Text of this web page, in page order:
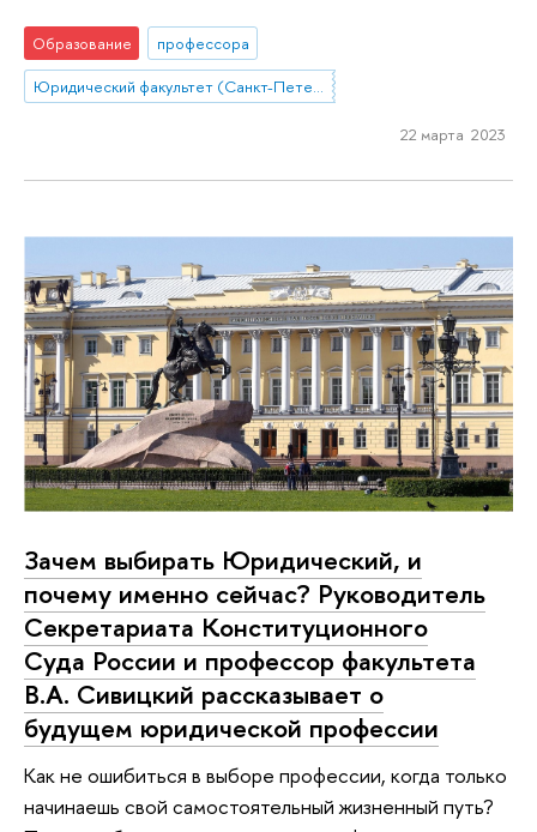
Образование
профессора
Юридический факультет (Санкт-Петербург)
22 марта 2023
Зачем выбирать Юридический, и
почему именно сейчас? Руководитель
Секретариата Конституционного
Суда России и профессор факультета
В.А. Сивицкий рассказывает о
будущем юридической профессии
Как не ошибиться в выборе профессии, когда только
начинаешь свой самостоятельный жизненный путь?